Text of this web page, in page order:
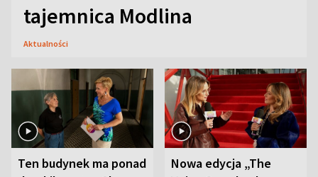
tajemnica Modlina
Aktualności
Ten budynek ma ponad
Nowa edycja „The